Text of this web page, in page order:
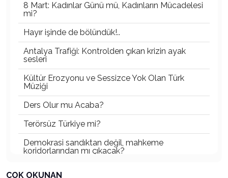
8 Mart: Kadınlar Günü mü, Kadınların Mücadelesi
mi?
Hayır işinde de bölündük!..
Antalya Trafiği: Kontrolden çıkan krizin ayak
sesleri
Kültür Erozyonu ve Sessizce Yok Olan Türk
Müziği
Ders Olur mu Acaba?
Terörsüz Türkiye mi?
Demokrasi sandıktan değil, mahkeme
koridorlarından mı çıkacak?
Gazetecinin kaderi!..
ÇOK OKUNAN